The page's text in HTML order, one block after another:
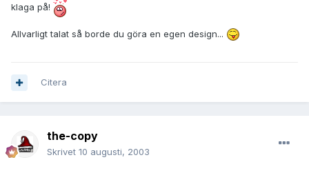
klaga på!
Allvarligt talat så borde du göra en egen design...
Citera
the-copy
Skrivet 10 augusti, 2003